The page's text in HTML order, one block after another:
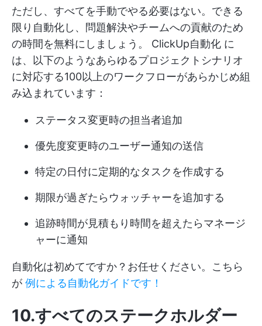
ただし、すべてを手動でやる必要はない。できる
限り自動化し、問題解決やチームへの貢献のため
の時間を無料にしましょう。 ClickUp自動化 に
は、以下のようなあらゆるプロジェクトシナリオ
に対応する100以上のワークフローがあらかじめ組
み込まれています：
ステータス変更時の担当者追加
優先度変更時のユーザー通知の送信
特定の日付に定期的なタスクを作成する
期限が過ぎたらウォッチャーを追加する
追跡時間が見積もり時間を超えたらマネージ
ャーに通知
自動化は初めてですか？お任せください。こちら
が 例による自動化ガイドです！
10.すべてのステークホルダー